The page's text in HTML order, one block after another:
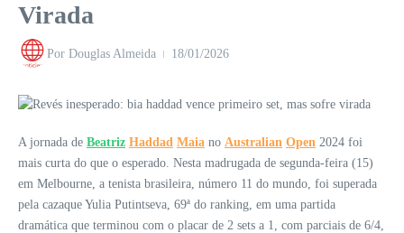
Virada
Por Douglas Almeida 18/01/2026
A jornada de Beatriz Haddad Maia no Australian Open 2024 foi
mais curta do que o esperado. Nesta madrugada de segunda-feira (15)
em Melbourne, a tenista brasileira, número 11 do mundo, foi superada
pela cazaque Yulia Putintseva, 69ª do ranking, em uma partida
dramática que terminou com o placar de 2 sets a 1, com parciais de 6/4,